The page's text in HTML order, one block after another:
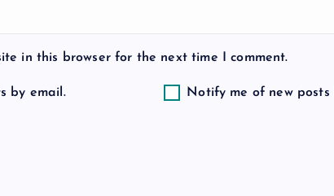
in this browser for the next time I comment.
by email. Notify me of new posts